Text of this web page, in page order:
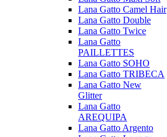
Lana Gatto Camel Hair
Lana Gatto Double
Lana Gatto Twice
Lana Gatto
PAILLETTES
Lana Gatto SOHO
Lana Gatto TRIBECA
Lana Gatto New
Glitter
Lana Gatto
AREQUIPA
Lana Gatto Argento